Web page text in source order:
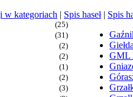
w kategoriach | Spis haseł| Spis
(25)
(31)
(2)
(2)
(1)
(2)
(3)
GML